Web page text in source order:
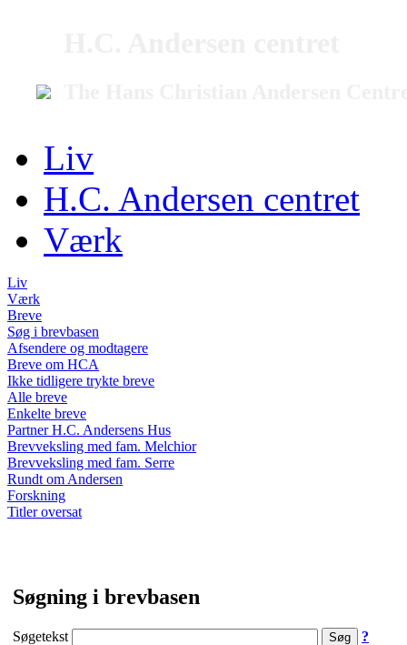
Liv
H.C. Andersen centret
Værk
Liv
Værk
Breve
Søg i brevbasen
Afsendere og modtagere
Breve om HCA
Ikke tidligere trykte breve
Alle breve
Enkelte breve
Partner H.C. Andersens Hus
Brevveksling med fam. Melchior
Brevveksling med fam. Serre
Rundt om Andersen
Forskning
Titler oversat
Søgning i brevbasen
Søgetekst ?